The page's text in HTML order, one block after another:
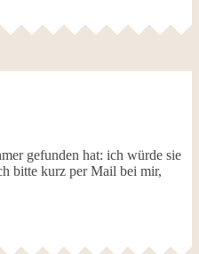
gefunden hat: ich würde sie
bitte kurz per Mail bei mir,